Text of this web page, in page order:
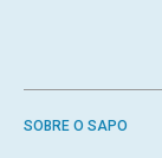
SOBRE O SAPO